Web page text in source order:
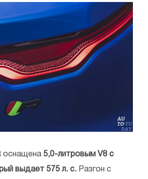
оснащена 5,0-литровым V8 с
выдает 575 л. с. Разгон с